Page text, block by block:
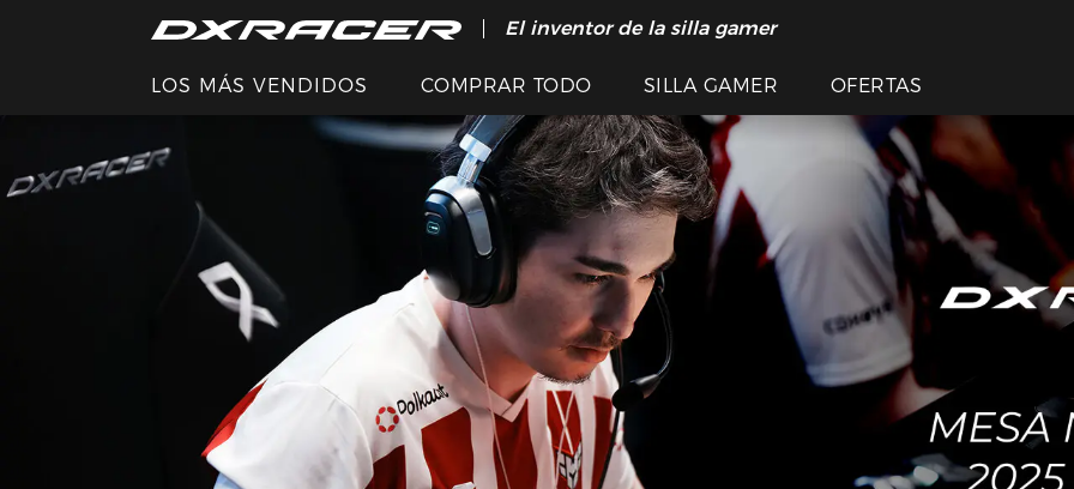
El inventor de la silla gamer
LOS MÁS VENDIDOS COMPRAR TODO SILLA GAMER OFERTAS